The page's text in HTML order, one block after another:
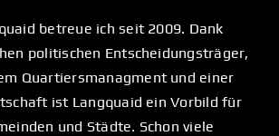
betreue ich seit 2009. Dank
politischen Entscheidungsträger,
Quartiersmanagment und einer
ist Langquaid ein Vorbild für
und Städte. Schon viele